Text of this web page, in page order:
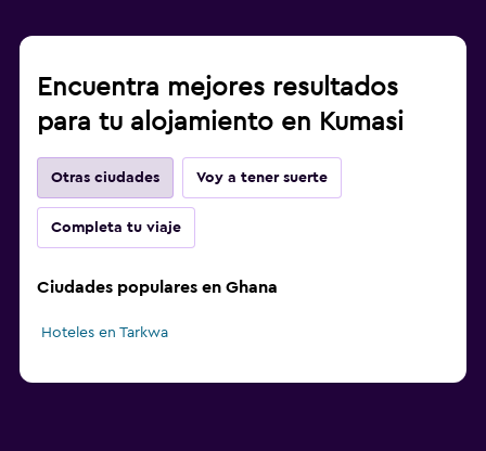
Encuentra mejores resultados
para tu alojamiento en Kumasi
Otras ciudades Voy a tener suerte
Completa tu viaje
Ciudades populares en Ghana
Hoteles en Tarkwa